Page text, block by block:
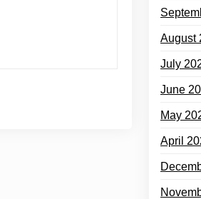
August
July
June
May
April